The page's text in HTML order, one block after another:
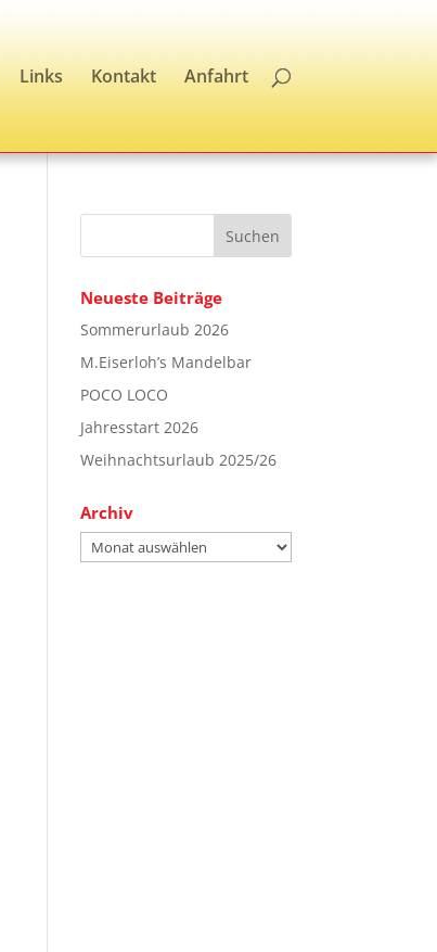
Links Kontakt Anfahrt
Neueste Beiträge
Sommerurlaub 2026
M.Eiserloh’s Mandelbar
POCO LOCO
Jahresstart 2026
Weihnachtsurlaub 2025/26
Archiv
Archiv